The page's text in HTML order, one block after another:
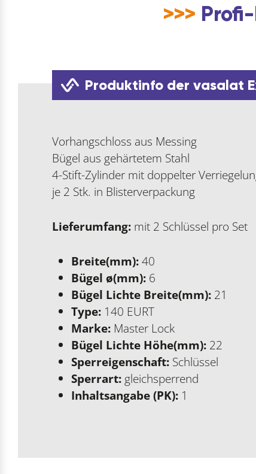
>>>
Produktinfo der vasalat
Vorhangschloss aus Messing
Bügel aus gehärtetem Stahl
4-Stift-Zylinder mit doppelter
je 2 Stk. in Blisterverpackung
Lieferumfang: mit 2 Schlüssel pro Set
Breite(mm):40
Bügel ø(mm): 6
Bügel Lichte Breite(mm): 21
Type: 140 EURT
Marke: Master Lock
Bügel Lichte Höhe(mm): 22
Sperreigenschaft: Schlüssel
Sperrart: gleichsperrend
Inhaltsangabe (PK): 1